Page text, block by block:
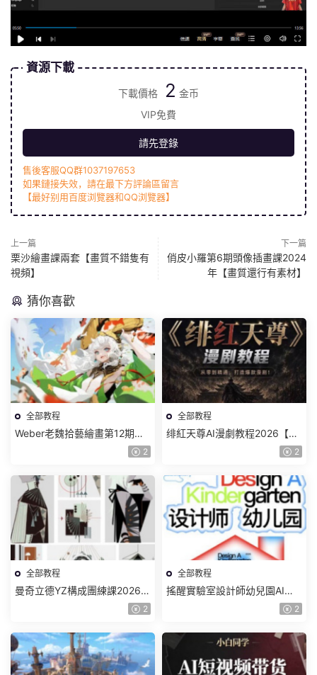
資源下載
下載價格 2 金币
VIP免費
請先登錄
售後客服QQ群1037197653
如果鏈接失效，請在最下方評論區留言
【最好别用百度浏覽器和QQ浏覽器】
上一篇
栗沙繪畫課兩套【畫質不錯隻有
視頻】
下一篇
俏皮小羅第6期頭像插畫課2024
年【畫質還行有素材】
猜你喜歡
全部教程
Weber老魏拾藝繪畫第12期角
色特訓班【畫質不錯隻有視
2
全部教程
绯紅天尊AI漫劇教程2026【畫
2
全部教程
曼奇立德YZ構成團練課2026年
8月已結課【畫質高清有課件】
2
全部教程
搖醒實驗室設計師幼兒園AI軟
件基礎課2025【畫質不錯有素
2